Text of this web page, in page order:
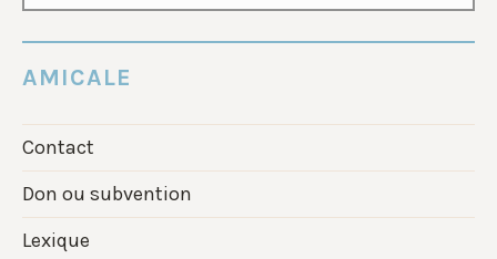
AMICALE
Contact
Don ou subvention
Lexique